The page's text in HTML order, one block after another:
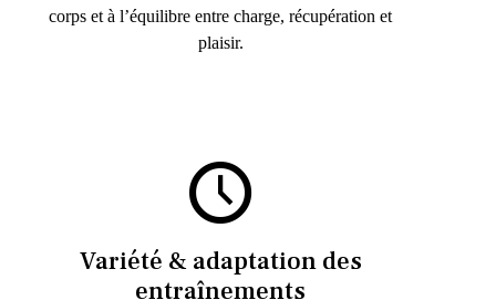
corps et à l’équilibre entre charge, récupération et
plaisir.
Variété & adaptation des
entraînements